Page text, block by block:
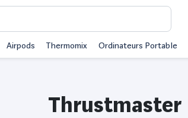
Airpods Thermomix Ordinateurs Portable
Thrustmaster